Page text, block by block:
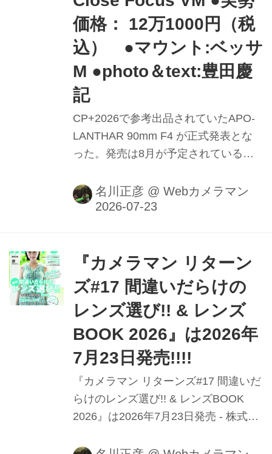
価格： 12万1000円（税
込） ●マウント:ベッサ
M ●photo＆text:豊田慶
記
CP+2026で参考出品されていたAPO-
LANTHAR 90mm F4 が正式発表とな
った。発売は8月が予定されている。
がある他、突出部が9mmという専用の
金属フードが付属する。
名川正彦 @ Webカメラマン
『カメラマン リターン
ズ#17 間違いだらけの
レンズ選び!! & レンズ
BOOK 2026』は2026年
7月23日発売!!!!
『カメラマン リターンズ#17 間違いだ
らけのレンズ選び!! & レンズBOOK
2026』は2026年7月23日発売 - 株式会
ターンズ#17 間違いだらけのレンズ選